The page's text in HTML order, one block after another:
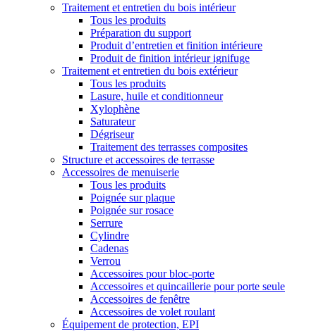
Traitement et entretien du bois intérieur
Tous les produits
Préparation du support
Produit d’entretien et finition intérieure
Produit de finition intérieur ignifuge
Traitement et entretien du bois extérieur
Tous les produits
Lasure, huile et conditionneur
Xylophène
Saturateur
Dégriseur
Traitement des terrasses composites
Structure et accessoires de terrasse
Accessoires de menuiserie
Tous les produits
Poignée sur plaque
Poignée sur rosace
Serrure
Cylindre
Cadenas
Verrou
Accessoires pour bloc-porte
Accessoires et quincaillerie pour porte seule
Accessoires de fenêtre
Accessoires de volet roulant
Équipement de protection, EPI